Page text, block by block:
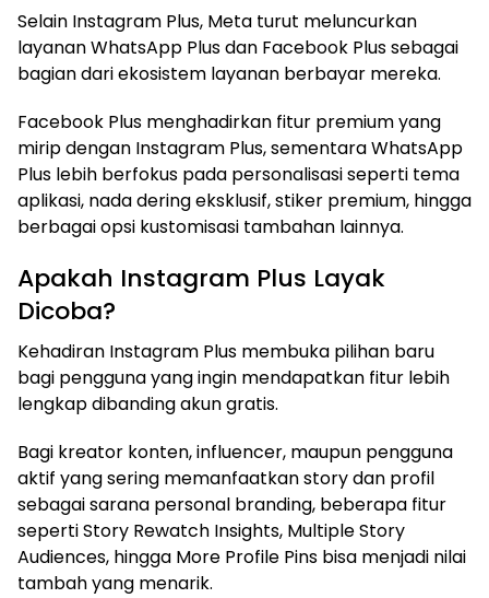
Selain Instagram Plus, Meta turut meluncurkan
layanan WhatsApp Plus dan Facebook Plus sebagai
bagian dari ekosistem layanan berbayar mereka.
Facebook Plus menghadirkan fitur premium yang
mirip dengan Instagram Plus, sementara WhatsApp
Plus lebih berfokus pada personalisasi seperti tema
aplikasi, nada dering eksklusif, stiker premium, hingga
berbagai opsi kustomisasi tambahan lainnya.
Apakah Instagram Plus Layak
Dicoba?
Kehadiran Instagram Plus membuka pilihan baru
bagi pengguna yang ingin mendapatkan fitur lebih
lengkap dibanding akun gratis.
Bagi kreator konten, influencer, maupun pengguna
aktif yang sering memanfaatkan story dan profil
sebagai sarana personal branding, beberapa fitur
seperti Story Rewatch Insights, Multiple Story
Audiences, hingga More Profile Pins bisa menjadi nilai
tambah yang menarik.